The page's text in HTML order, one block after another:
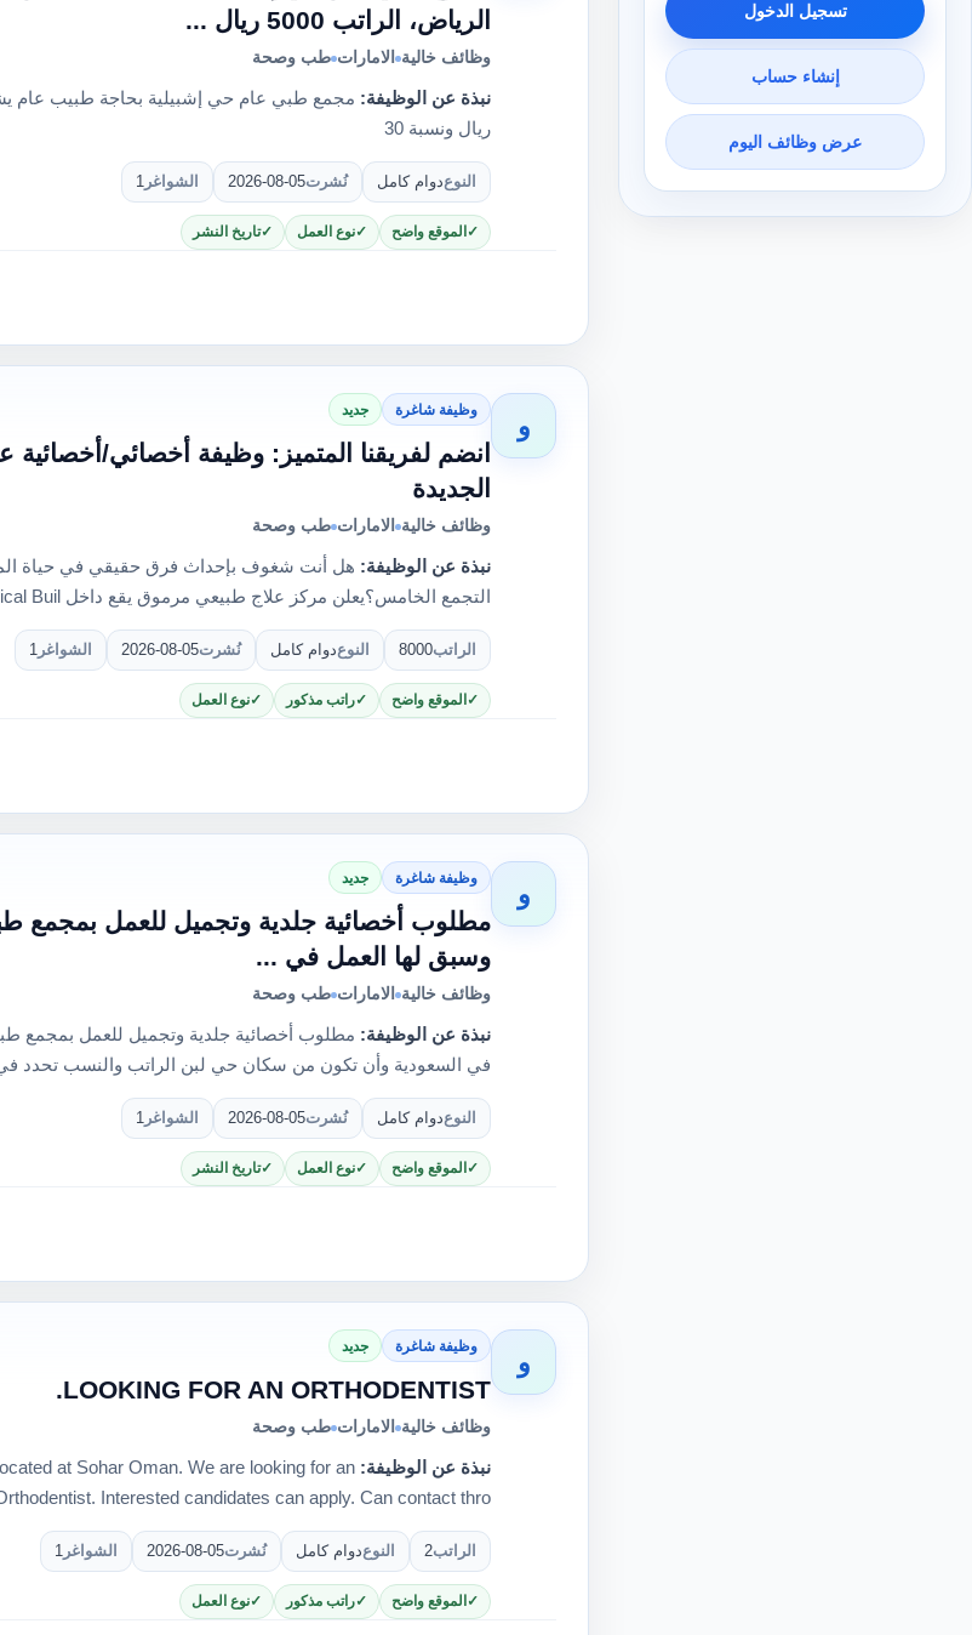
تسجيل الدخول
إنشاء حساب
عرض وظائف اليوم
الرياض، الراتب 5000 ريال ...
وظائف خالية الامارات طب وصحة
نبذة عن الوظيفة:
ريال ونسبة 30
النوعدوام كامل نُشرت2026-08-05 الشواغر 1
الموقع واضح نوع العمل تاريخ النشر
و
وظيفة شاغرة جديد
انضم لفريقنا المتميز: وظيفة أخصائي/
الجديدة
وظائف خالية الامارات طب وصحة
نبذة عن الوظيفة: هل أنت شغوف بإحداث فرق حقيقي في حياة
التجمع الخامس؟يعلن مركز علاج طبيعي مرموق يقع داخل Medical Buil…
الراتب8000 النوعدوام كامل نُشرت2026-08-05 الشواغر 1
الموقع واضح راتب مذكور نوع العمل
و
وظيفة شاغرة جديد
مطلوب أخصائية جلدية وتجميل للعمل بمجمع
وسبق لها العمل في ...
وظائف خالية الامارات طب وصحة
نبذة عن الوظيفة: مطلوب أخصائية جلدية وتجميل للعمل بمجمع
في السعودية وأن تكون من سكان حي لبن الراتب والنسب تحدد
النوعدوام كامل نُشرت2026-08-05 الشواغر 1
الموقع واضح نوع العمل تاريخ النشر
و
وظيفة شاغرة جديد
LOOKING FOR AN ORTHODENTIST.
وظائف خالية الامارات طب وصحة
نبذة عن الوظيفة: at Sohar Oman. We are looking for an
Interested candidates can apply. Can contact thro…
الراتب2 النوعدوام كامل نُشرت2026-08-05 الشواغر 1
الموقع واضح راتب مذكور نوع العمل